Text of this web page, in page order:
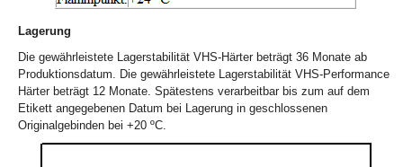
Lagerung
Die gewährleistete Lagerstabilität VHS-Härter beträgt 36 Monate ab
Produktionsdatum. Die gewährleistete Lagerstabilität VHS-Performance
Härter beträgt 12 Monate. Spätestens verarbeitbar bis zum auf dem
Etikett angegebenen Datum bei Lagerung in geschlossenen
Originalgebinden bei +20 ºC.